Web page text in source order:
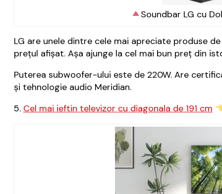
Soundbar LG cu
LG are unele dintre cele mai apreciate produse
prețul afișat. Așa ajunge la cel mai bun preț din
Puterea subwoofer-ului este de 220W. Are
și tehnologie audio Meridian.
5. Cel mai ieftin televizor cu diagonala de 191 cm